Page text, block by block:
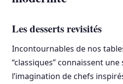
Les desserts revisités
Incontournables de nos
“classiques” connaissent
l’imagination de chefs